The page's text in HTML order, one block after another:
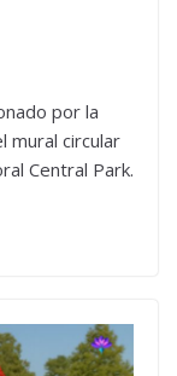
por la
mural circular
Central Park.